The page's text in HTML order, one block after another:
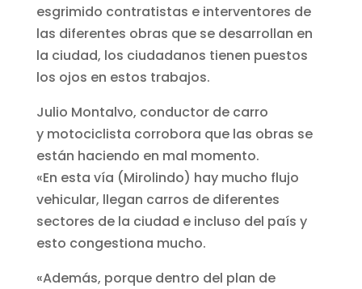
esgrimido contratistas e interventores de
las diferentes obras que se desarrollan en
la ciudad, los ciudadanos tienen puestos
los ojos en estos trabajos.
Julio Montalvo, conductor de carro
y motociclista corrobora que las obras se
están haciendo en mal momento.
«En esta vía (Mirolindo) hay mucho flujo
vehicular, llegan carros de diferentes
sectores de la ciudad e incluso del país y
esto congestiona mucho.
«Además, porque dentro del plan de